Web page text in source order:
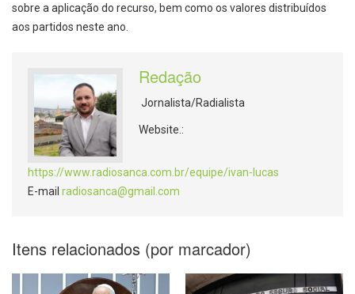
sobre a aplicação do recurso, bem como os valores distribuídos
aos partidos neste ano.
Redação
Jornalista/Radialista
Website.:
https://www.radiosanca.com.br/equipe/ivan-lucas
E-mail radiosanca@gmail.com
Itens relacionados (por marcador)